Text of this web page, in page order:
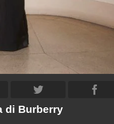
di Burberry